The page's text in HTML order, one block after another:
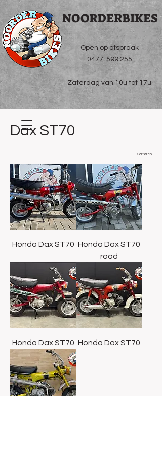
Open op afspraak
0477-599 255
Zaterdag van 10u tot 17u
NOORDERBIKES
Dax ST70
Sorteren
Honda Dax ST70 Honda Dax ST70
rood
Honda Dax ST70 Honda Dax ST70